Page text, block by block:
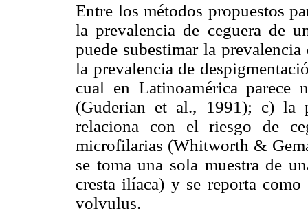
Entre los métodos propuestos
la prevalencia de ceguera de
puede subestimar la
la prevalencia de
cual en Latinoamérica parece
(Guderian et al., 1991); c) la
relaciona con el riesgo de
microfilarias (Whitworth &
se toma una sola muestra de
cresta ilíaca) y se reporta
volvulus.